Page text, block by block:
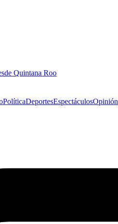
Quintana Roo
PolíticaDeportesEspectáculosOpinión